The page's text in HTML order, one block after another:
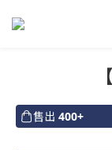
售出 400+